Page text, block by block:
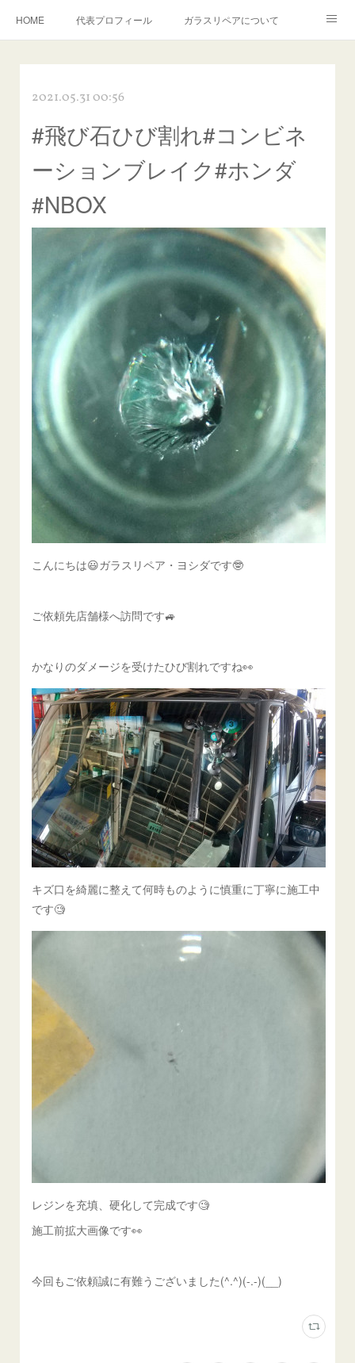
HOME 代表プロフィール ガラスリペアについて
飛び石施工料金について
当店へのアクセス 建築ガラスキズ取り・研磨・磨き
【プロ使用】フッ素系ガラストリートメント『アクアペル』
当店の良心的価格の理由について
欧州車モールの白サビやシミを落とす！
飛び石ひび割れでヒビ先が伸びた場合は？
2021.05.31 00:56
#飛び石ひび割れ#コンビネ
ーションブレイク#ホンダ
#NBOX
こんにちは😃ガラスリペア・ヨシダです🤓
ご依頼先店舗様へ訪問です🚙
かなりのダメージを受けたひび割れですね👀
キズ口を綺麗に整えて何時ものように慎重に丁寧に施工中
です🧐
レジンを充填、硬化して完成です🧐
施工前拡大画像です👀
今回もご依頼誠に有難うございました(^.^)(-.-)(__)